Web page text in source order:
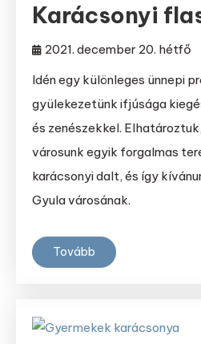
Karácsonyi
2021. december 20. hétfő
Idén egy különleges ünnepi
gyülekezetünk ifjúsága
és zenészekkel.
városunk egyik forgalmas
karácsonyi dalt, és így
Gyula városának.
Tovább